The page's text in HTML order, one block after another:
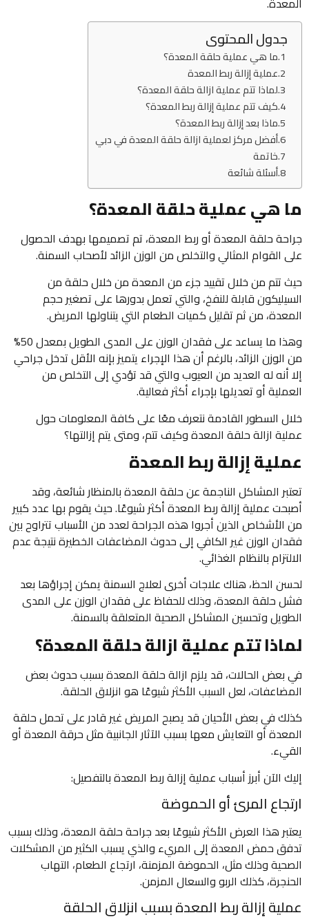
جدول المحتوى
ما هي عملية حلقة المعدة؟
عملية إزالة ربط المعدة
لماذا تتم عملية ازالة حلقة المعدة؟
كيف تتم عملية إزالة ربط المعدة؟
ماذا بعد إزالة ربط المعدة؟
أفضل مركز لعملية ازالة حلقة المعدة في دبي
خاتمة
أسئلة شائعة
ما هي عملية حلقة المعدة؟
جراحة حلقة المعدة أو ربط المعدة، تم تصميمها بهدف الحصول
على القوام المثالي والتخلص من الوزن الزائد لأصحاب السمنة.
حيث تتم من خلال تقييد جزء من المعدة من خلال حلقة من
السيليكون قابلة للنفخ، والتي تعمل بدورها على تصغير حجم
المعدة، من ثم تقليل كميات الطعام التي يتناولها المريض.
وهذا ما يساعد على فقدان الوزن على المدى الطويل بمعدل 50%
من الوزن الزائد، بالرغم أن هذا الإجراء يتميز بإنه الأقل تدخل جراحي
إلا أنه له العديد من العيوب والتي قد تؤدي إلى التخلص من
العملية أو تعديلها بإجراء أكثر فعالية.
خلال السطور القادمة نتعرف معًا على كافة المعلومات حول
عملية ازالة حلقة المعدة وكيف تتم، ومتى يتم إزالتها؟
عملية إزالة ربط المعدة
تعتبر المشاكل الناجمة عن حلقة المعدة بالمنظار شائعة، وقد
أصبحت عملية إزالة ربط المعدة أكثر شيوعًا. حيث يقوم بها عدد كبير
من الأشخاص الذين أجروا هذه الجراحة لعدد من الأسباب تتراوح بين
فقدان الوزن غير الكافي إلى حدوث المضاعفات الخطيرة نتيجة عدم
الالتزام بالنظام الغذائي.
لحسن الحظ، هناك علاجات أخرى لعلاج السمنة يمكن إجراؤها بعد
فشل حلقة المعدة، وذلك للحفاظ على فقدان الوزن على المدى
الطويل وتحسين المشاكل الصحية المتعلقة بالسمنة.
لماذا تتم عملية ازالة حلقة المعدة؟
في بعض الحالات، قد يلزم ازالة حلقة المعدة بسبب حدوث بعض
المضاعفات، لعل السبب الأكثر شيوعًا هو انزلاق الحلقة.
كذلك في بعض الأحيان قد يصبح المريض غير قادر على تحمل حلقة
المعدة أو التعايش معها بسبب الآثار الجانبية مثل حرقة المعدة أو
القيء.
إليك الآن أبرز أسباب عملية إزالة ربط المعدة بالتفصيل:
ارتجاع المرئ أو الحموضة
يعتبر هذا العرض الأكثر شيوعًا بعد جراحة حلقة المعدة، وذلك بسبب
تدفق حمض المعدة إلى المريء والذي يسبب الكثير من المشكلات
الصحية وذلك مثل، الحموضة المزمنة، ارتجاع الطعام، التهاب
الحنجرة، كذلك الربو والسعال المزمن.
عملية إزالة ربط المعدة بسبب انزلاق الحلقة